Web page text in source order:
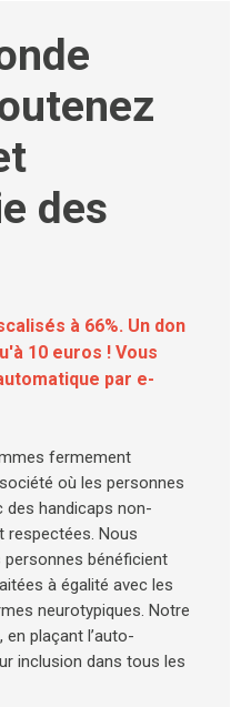
des
à 66%. Un don
10 euros ! Vous
par e-
fermement
où les personnes
des handicaps non-
respectées. Nous
bénéficient
à égalité avec les
neurotypiques. Notre
en plaçant l’auto-
inclusion dans tous les